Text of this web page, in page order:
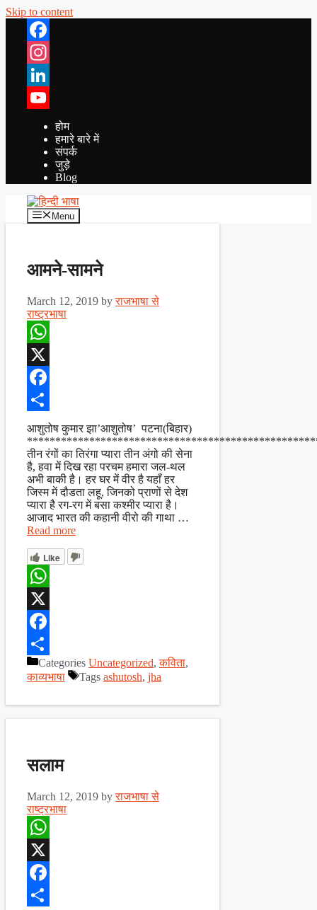
Skip to content
Facebook
Instagram
LinkedIn
YouTube
होम
हमारे बारे में
संपर्क
जुड़े
Blog
Menu
आमने-सामने
March 12, 2019 byराजभाषा से
राष्ट्रभाषा
WhatsApp
X
Facebook
Share
आशुतोष कुमार झा’आशुतोष’ पटना(बिहार)
तीन रंगों का तिरंगा प्यारा तीन अंगो की सेना
है, हवा में दिख रहा परचम हमारा जल-थल
अभी बाकी है। हर घर में वीर है यहाँ हर
जिस्म में दौडता लहू, जिनको प्राणों से देश
प्यारा है रग-रग में बसा कश्मीर प्यारा है।
आजाद भारत की कहानी वीरो की गाथा …
Read more
Like
WhatsApp
X
Facebook
ShareCategories Uncategorized,कविता,
काव्यभाषा
Tags ashutosh, jha
सलाम
March 12, 2019 byराजभाषा से
राष्ट्रभाषा
WhatsApp
X
Facebook